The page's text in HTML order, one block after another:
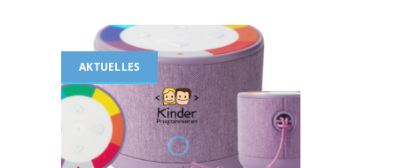
AKTUELLES